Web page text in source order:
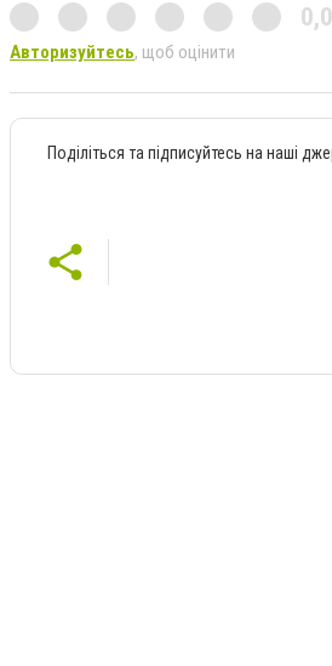
0,0
Авторизуйтесь, щоб оцінити
Поділіться та підписуйтесь на наші